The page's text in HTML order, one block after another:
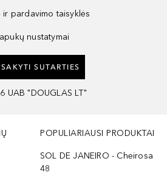
ir pardavimo taisyklės
nustatymai
SUTARTIES
UAB "DOUGLAS LT"
POPULIARIAUSI PRODUKTAI
SOL DE JANEIRO - Cheirosa
48